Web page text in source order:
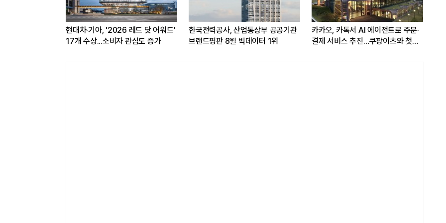
카카오, 카톡서 AI 에이전트로 주문·
결제 서비스 추진…쿠팡이츠와 첫
[HD현대의 AI-2] 바다 위 AI
내비게이션 '오션와이즈'
이재용 회장, CEO 브랜드평판 8월
빅데이터 1위...최태원·구광모 회장순
[LIG D&A
다양화와 완